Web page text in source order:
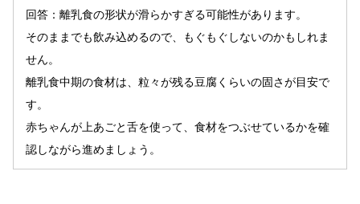
回答：離乳食の形状が滑らかすぎる可能性があります。
そのままでも飲み込めるので、もぐもぐしないのかもしれま
せん。
離乳食中期の食材は、粒々が残る豆腐くらいの固さが目安で
す。
赤ちゃんが上あごと舌を使って、食材をつぶせているかを確
認しながら進めましょう。